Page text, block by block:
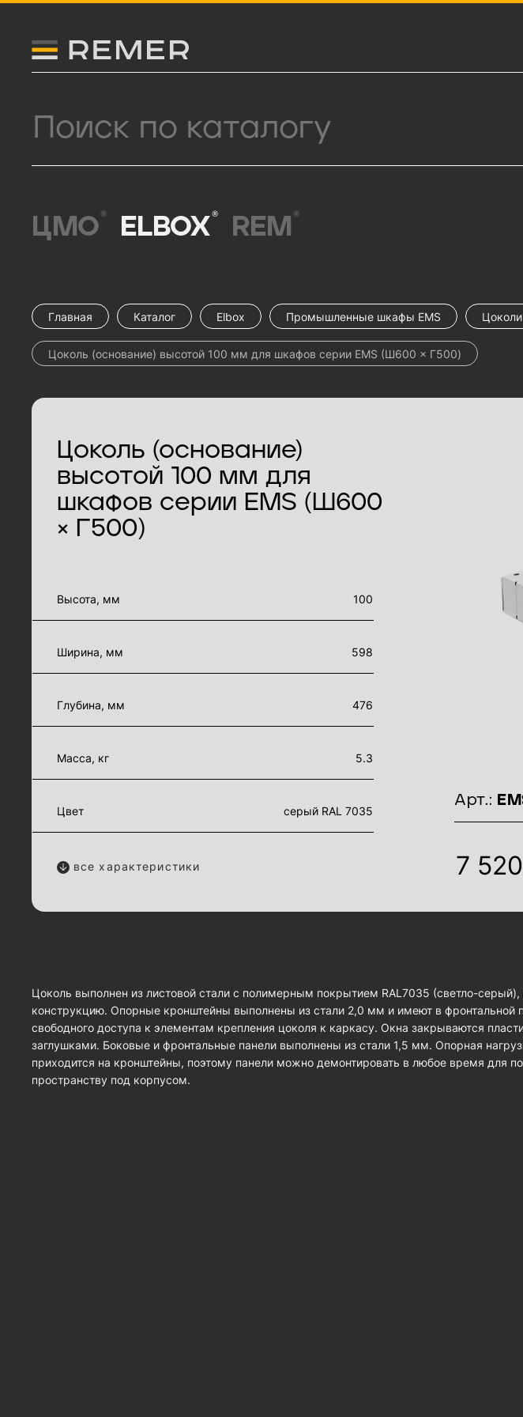
Логитип компании Remer
ЦМО ® ELBOX® REM ®
Главная Каталог Elbox Промышленные шкафы EMS
Цоколь (основание) высотой 100 мм для шкафов серии EMS (Ш600 × Г500)
Цоколь (основание)
высотой 100 мм для
шкафов серии EMS (Ш600
× Г500)
Арт.:
7
Высота, мм
100
Ширина, мм 598
Глубина, мм 476
Масса, кг 5.3
Цвет серый RAL 7035
все характеристики
Цоколь выполнен из листовой стали с полимерным покрытием RAL7035 (светло-
конструкцию. Опорные кронштейны выполнены из стали 2,0 мм и имеют в фронтальной
свободного доступа к элементам крепления цоколя к каркасу. Окна закрываются
заглушками. Боковые и фронтальные панели выполнены из стали 1,5 мм. Опорная
приходится на кронштейны, поэтому панели можно демонтировать в любое время для
пространству под корпусом.